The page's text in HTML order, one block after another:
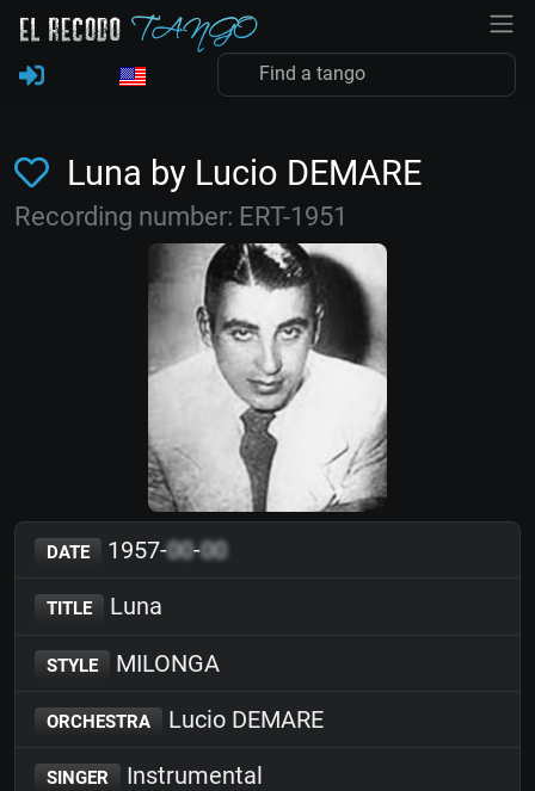
Luna by Lucio DEMARE
Recording number: ERT-1951
DATE 1957-00-00
TITLE Luna
STYLE MILONGA
ORCHESTRA Lucio DEMARE
SINGER Instrumental